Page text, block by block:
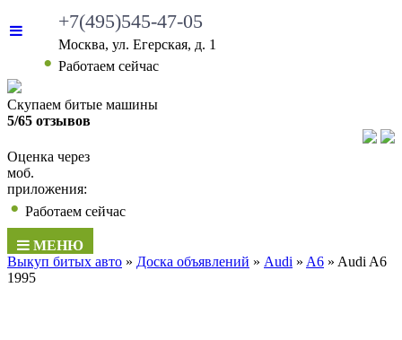
+7(495)545-47-05
Москва, ул. Егерская, д. 1
• Работаем сейчас
Скупаем битые машины
5/65 отзывов
Оценка через
моб.
приложения:
• Работаем сейчас
МЕНЮ
Выкуп битых авто » Доска объявлений » Audi » A6 » Audi A6
1995